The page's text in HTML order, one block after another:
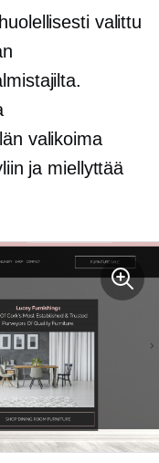
valittu
valikoima
ja miellyttää